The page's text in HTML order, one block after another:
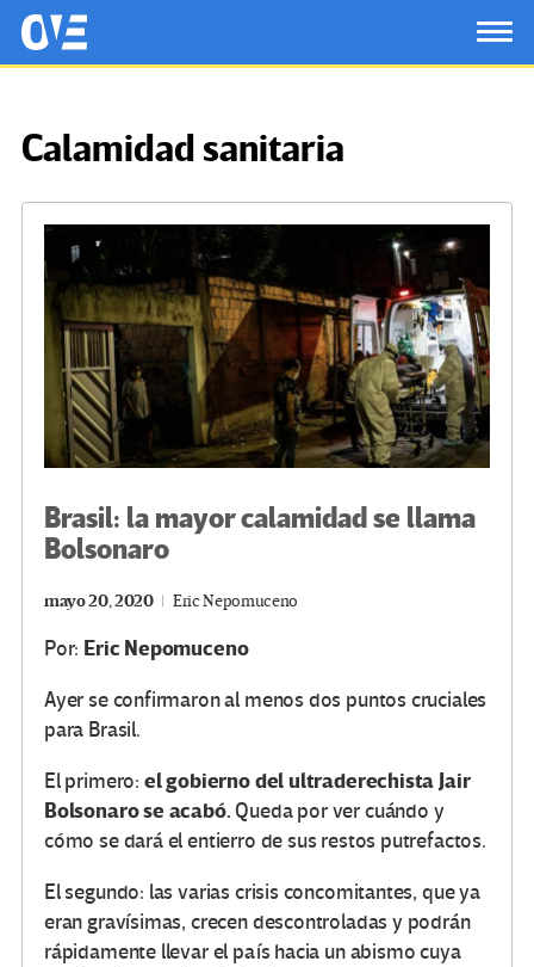
Saltar al contenido principal
OtrasVocesenEducacion.org
Calamidad sanitaria
Brasil: la mayor calamidad se llama
Bolsonaro
mayo 20, 2020 Eric Nepomuceno
Por: Eric Nepomuceno
Ayer se confirmaron al menos dos puntos cruciales
para Brasil.
El primero: el gobierno del ultraderechista Jair
Bolsonaro se acabó.Queda por ver cuándo y
cómo se dará el entierro de sus restos putrefactos.
El segundo: las varias crisis concomitantes, que ya
eran gravísimas, crecen descontroladas y podrán
rápidamente llevar el país hacia un abismo cuya